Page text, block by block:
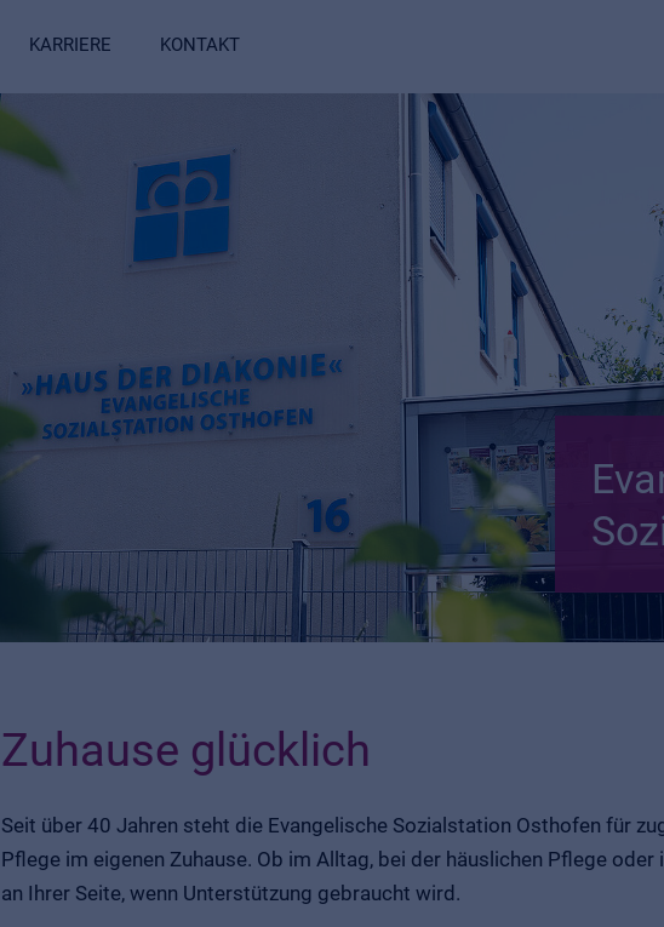
KARRIERE KONTAKT
Zuhause glücklich
Seit über 40 Jahren steht die Evangelische Sozialstation Osthofen für
Pflege im eigenen Zuhause. Ob im Alltag, bei der häuslichen Pflege
an Ihrer Seite, wenn Unterstützung gebraucht wird.